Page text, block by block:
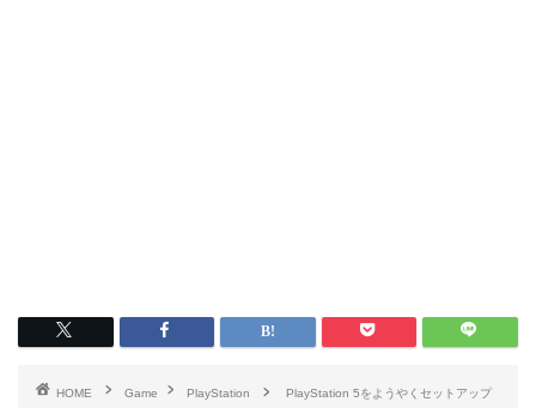
HOME Game PlayStation PlayStation 5をようやくセットアップ